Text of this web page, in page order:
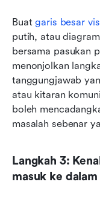
Buat garis besar
putih, atau
bersama pasukan
menonjolkan
tanggungjawab
atau kitaran
boleh
masalah sebenar
Langkah 3:
masuk ke